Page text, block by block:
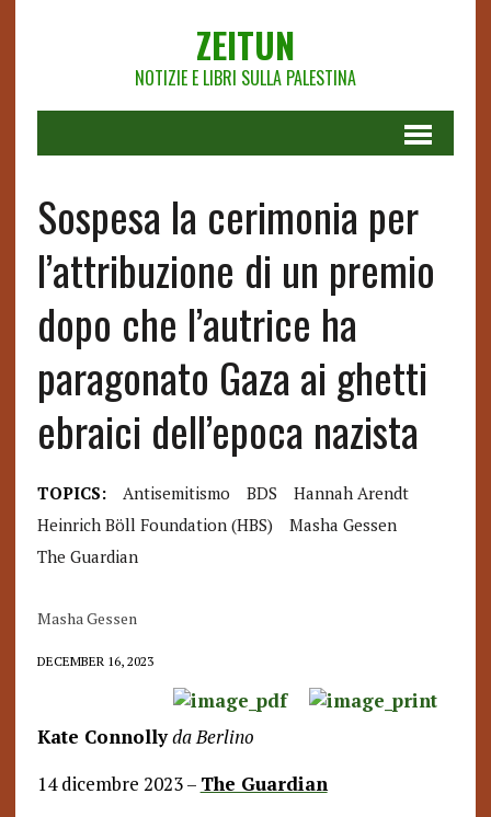
ZEITUN
NOTIZIE E LIBRI SULLA PALESTINA
Sospesa la cerimonia per
l’attribuzione di un premio
dopo che l’autrice ha
paragonato Gaza ai ghetti
ebraici dell’epoca nazista
TOPICS: Antisemitismo BDS
Hannah Arendt
Heinrich Böll Foundation (HBS)
Masha Gessen
The Guardian
Masha Gessen
DECEMBER 16, 2023
Kate Connollyda Berlino
14 dicembre 2023 – The Guardian